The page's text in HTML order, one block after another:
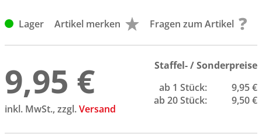
Lager Artikel merken Fragen zum Artikel
9,95 €
inkl. MwSt., zzgl.Versand
Staffel- / Sonderpreise
ab 1 Stück:
9,95 €
ab 20 Stück:
9,50 €